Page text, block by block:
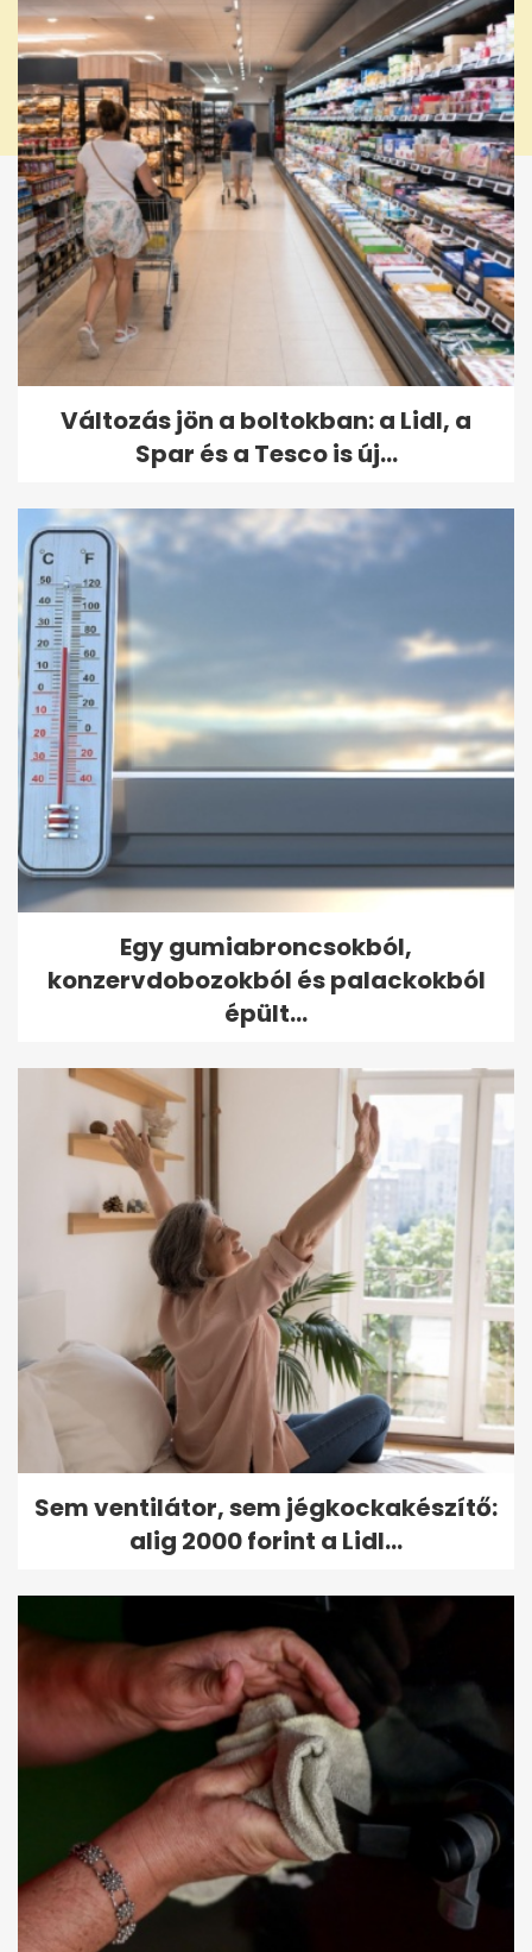
Változás jön a boltokban: a Lidl, a
Spar és a Tesco is új...
Egy gumiabroncsokból,
konzervdobozokból és palackokból
épült...
Sem ventilátor, sem jégkockakészítő:
alig 2000 forint a Lidl...